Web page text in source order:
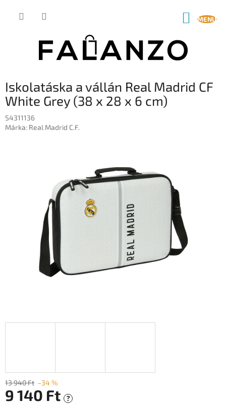
KOSÁR
Iskolatáska a vállán Real Madrid CF
White Grey (38 x 28 x 6 cm)
S4311136
Márka: Real Madrid C.F.
13 940 Ft –34 %
9 140 Ft ?